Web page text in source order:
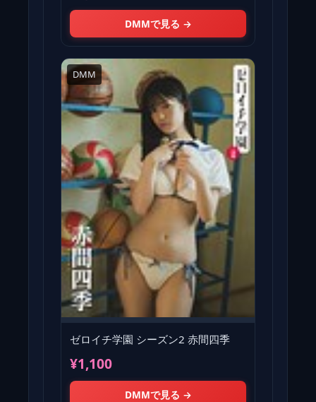
DMMで見る →
DMM
ゼロイチ学園 シーズン2 赤間四季
¥1,100
DMMで見る →